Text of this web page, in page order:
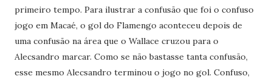
primeiro tempo. Para ilustrar a confusão que foi o confuso
jogo em Macaé, o gol do Flamengo aconteceu depois de
uma confusão na área que o Wallace cruzou para o
Alecsandro marcar. Como se não bastasse tanta confusão,
esse mesmo Alecsandro terminou o jogo no gol. Confuso,